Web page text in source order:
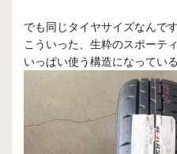
でも同じタイヤサイズなん
こういった、生粋のスポーテ
いっぱい使う構造になっている